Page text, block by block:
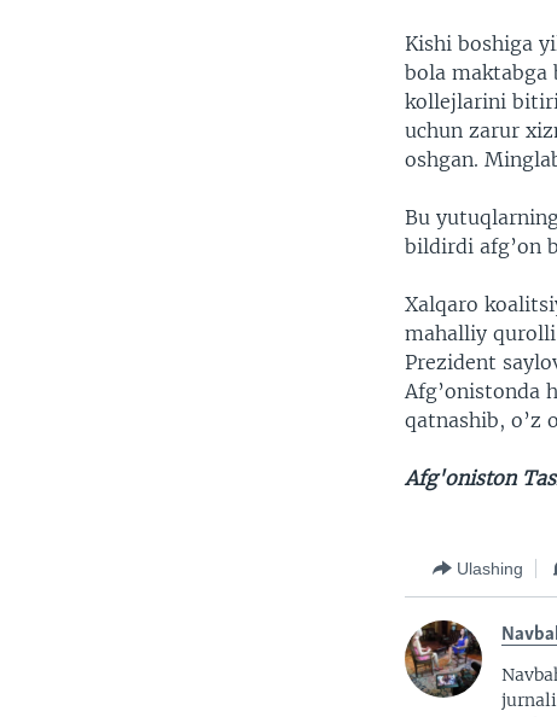
Kishi boshiga
bola maktabga
kollejlarini
uchun zarur
oshgan.
Bu
bildirdi afg’on
Xalqaro
mahalliy qurolli
Prezident
Afg’onistonda
qatnashib, o’z
Afg'oniston
Ulashing